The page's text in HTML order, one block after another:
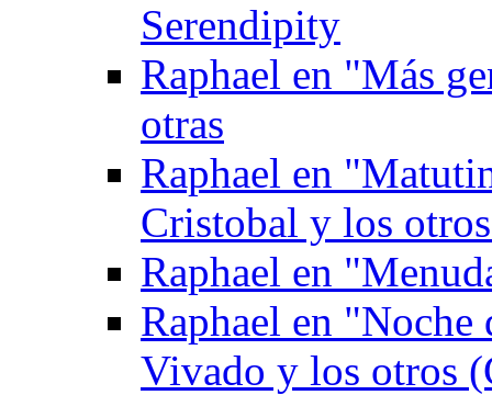
Serendipity
Raphael en "Más
otras
Raphael en
Cristobal y los
Raphael en
Raphael en
Vivado y los otros